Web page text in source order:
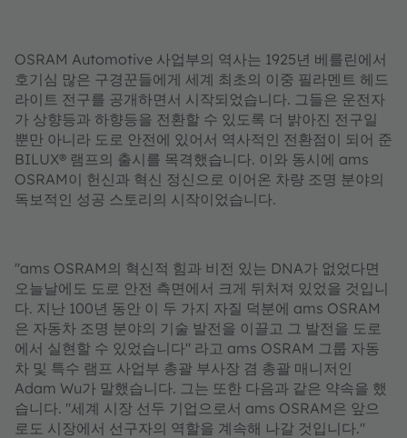
OSRAM Automotive 사업부의 역사는 1925년 베를린에서
호기심 많은 구경꾼들에게 세계 최초의 이중 필라멘트 헤드
라이트 전구를 공개하면서 시작되었습니다. 그들은 운전자
가 상향등과 하향등을 전환할 수 있도록 더 밝아진 전구일
뿐만 아니라 도로 안전에 있어서 역사적인 전환점이 되어 준
BILUX® 램프의 출시를 목격했습니다. 이와 동시에 ams
OSRAM이 헌신과 혁신 정신으로 이어온 차량 조명 분야의
독보적인 성공 스토리의 시작이었습니다.
"ams OSRAM의 혁신적 힘과 비전 있는 DNA가 없었다면
오늘날에도 도로 안전 측면에서 크게 뒤처져 있었을 것입니
다. 지난 100년 동안 이 두 가지 자질 덕분에 ams OSRAM
은 자동차 조명 분야의 기술 발전을 이끌고 그 발전을 도로
에서 실현할 수 있었습니다" 라고 ams OSRAM 그룹 자동
차 및 특수 램프 사업부 총괄 부사장 겸 총괄 매니저인
Adam Wu가 말했습니다. 그는 또한 다음과 같은 약속을 했
습니다. "세계 시장 선두 기업으로서 ams OSRAM은 앞으
로도 시장에서 선구자의 역할을 계속해 나갈 것입니다."